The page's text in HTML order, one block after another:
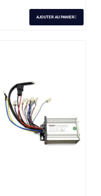
AJOUTER AU PANIER